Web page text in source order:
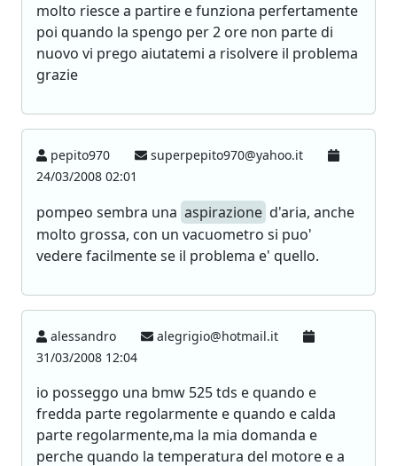
molto riesce a partire e funziona perfertamente
poi quando la spengo per 2 ore non parte di
nuovo vi prego aiutatemi a risolvere il problema
grazie
pepito970
superpepito970@yahoo.it
24/03/2008 02:01
pompeo sembra una aspirazione d'aria, anche
molto grossa, con un vacuometro si puo'
vedere facilmente se il problema e' quello.
alessandro
alegrigio@hotmail.it
31/03/2008 12:04
io posseggo una bmw 525 tds e quando e
fredda parte regolarmente e quando e calda
parte regolarmente,ma la mia domanda e
perche quando la temperatura del motore e a